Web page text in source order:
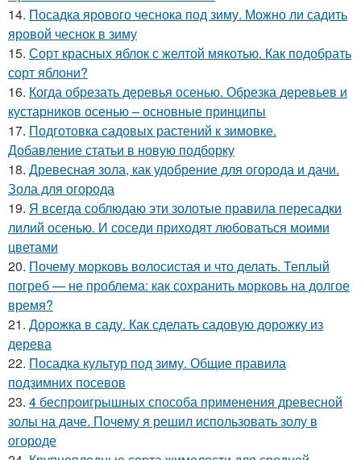
14. Посадка ярового чеснока под зиму. Можно ли садить
яровой чеснок в зиму
15. Сорт красных яблок с желтой мякотью. Как подобрать
сорт яблони?
16. Когда обрезать деревья осенью. Обрезка деревьев и
кустарников осенью – основные принципы
17. Подготовка садовых растений к зимовке.
Добавление статьи в новую подборку
18. Древесная зола, как удобрение для огорода и дачи.
Зола для огорода
19. Я всегда соблюдаю эти золотые правила пересадки
лилий осенью. И соседи приходят любоваться моими
цветами
20. Почему морковь волосистая и что делать. Теплый
погреб — не проблема: как сохранить морковь на долгое
время?
21. Дорожка в саду. Как сделать садовую дорожку из
дерева
22. Посадка культур под зиму. Общие правила
подзимних посевов
23. 4 беспроигрышных способа применения древесной
золы на даче. Почему я решил использовать золу в
огороде